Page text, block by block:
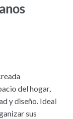
del hogar,
y diseño. Ideal
sus